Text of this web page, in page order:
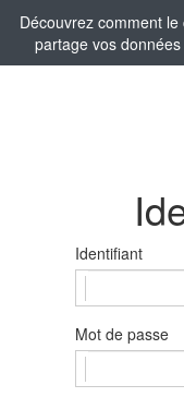
Découvrez comment
partage vos données
Identifiant
Mot de passe